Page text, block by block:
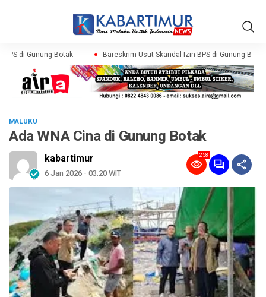
di Gunung Botak Bareskrim Usut Skandal Izin BPS di Gunung Botak
MALUKU
Ada WNA Cina di Gunung Botak
kabartimur
6 Jan 2026 - 03:20 WIT
258